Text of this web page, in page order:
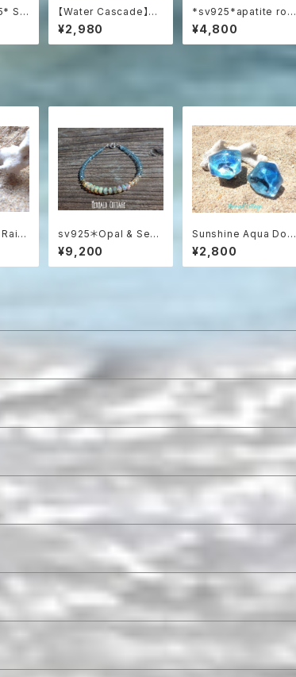
Sw
【Water Cascade】水
滴つぶつぶガラスと海の
雫のフープピアス
¥2,980
*sv925*apatite roc
ks ネオンブルーアパタ
イト原石の一粒ピアス
¥4,800
ズゴ
sv925＊Opal & Sea
Bracelet プレシャス
オパール＆アパタイト☆
アジャスター
¥9,200
Sunshine Aqua Dolp
hin Earrings（蝶バネク
リップタイプ）
¥2,800